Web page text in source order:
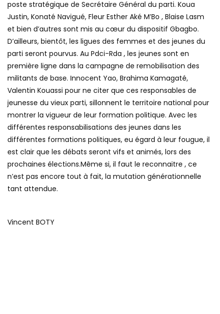
poste stratégique de Secrétaire Général du parti. Koua
Justin, Konaté Navigué, Fleur Esther Aké M’Bo , Blaise Lasm
et bien d’autres sont mis au cœur du dispositif Gbagbo.
D’ailleurs, bientôt, les ligues des femmes et des jeunes du
parti seront pourvus. Au Pdci-Rda , les jeunes sont en
première ligne dans la campagne de remobilisation des
militants de base. Innocent Yao, Brahima Kamagaté,
Valentin Kouassi pour ne citer que ces responsables de
jeunesse du vieux parti, sillonnent le territoire national pour
montrer la vigueur de leur formation politique. Avec les
différentes responsabilisations des jeunes dans les
différentes formations politiques, eu égard à leur fougue, il
est clair que les débats seront vifs et animés, lors des
prochaines élections.Même si, il faut le reconnaitre , ce
n’est pas encore tout à fait, la mutation générationnelle
tant attendue.
Vincent BOTY